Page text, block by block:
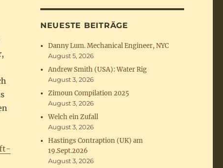
NEUESTE BEITRÄGE
Danny Lum. Mechanical Engineer, NYC
August 5, 2026
Andrew Smith (USA): Water Rig
August 3, 2026
Zimoun Compilation 2025
August 3, 2026
Welch ein Zufall
August 3, 2026
Hastings Contraption (UK) am
19.Sept.2026
August 3, 2026